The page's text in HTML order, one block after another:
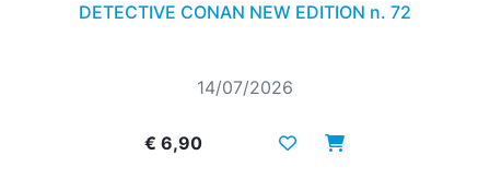
DETECTIVE CONAN NEW EDITION n. 72
14/07/2026
€ 6,90